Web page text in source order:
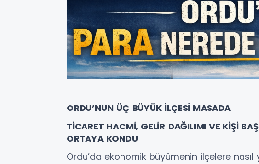
ORDU’NUN ÜÇ BÜYÜK İLÇESİ MASADA
TİCARET HACMİ, GELİR DAĞILIMI VE KİŞİ
ORTAYA KONDU
Ordu’da ekonomik büyümenin ilçelere nasıl